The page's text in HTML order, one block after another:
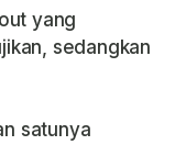
yang
sedangkan
satunya